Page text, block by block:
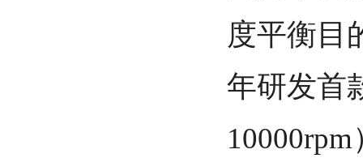
度平衡目
年研发首